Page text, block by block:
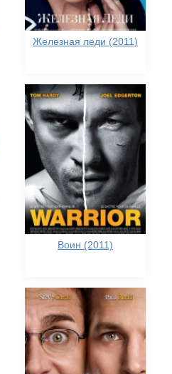
Железная леди (2011)
Воин (2011)